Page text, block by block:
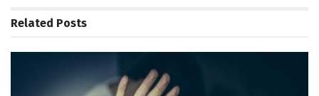
Related Posts